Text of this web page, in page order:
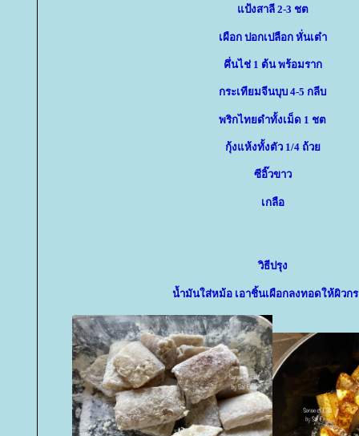
ป้งสาลี 2-3 ชต
เผือก ปอกเปลือก หั่นเต๋า
คึ่นไช่ 1 ต้น พร้อมราก
กระเทียมจีนบุบ 4-5 กลีบ
พริกไทยดำทั้งเม็ด 1 ชต
กุ้งแห้งทั้งตัว 1/4 ถ้ว
ซีอิ๊วขาว
เกลือ
วิธีปรุง
น้ำมันใส่หม้อ เอาชิ้นเผือกลงทอดให้ผิวก